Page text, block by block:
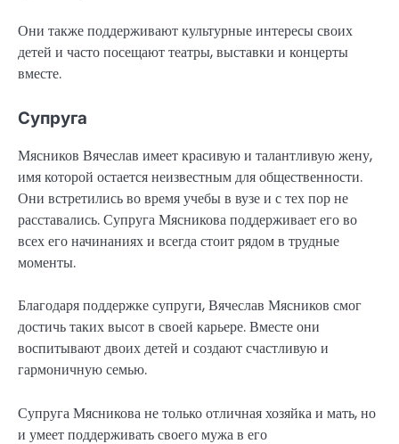
Они также поддерживают культурные интересы своих
детей и часто посещают театры, выставки и концерты
вместе.
Супруга
Мясников Вячеслав имеет красивую и талантливую жену,
имя которой остается неизвестным для общественности.
Они встретились во время учебы в вузе и с тех пор не
расставались. Супруга Мясникова поддерживает его во
всех его начинаниях и всегда стоит рядом в трудные
моменты.
Благодаря поддержке супруги, Вячеслав Мясников смог
достичь таких высот в своей карьере. Вместе они
воспитывают двоих детей и создают счастливую и
гармоничную семью.
Супруга Мясникова не только отличная хозяйка и мать, но
и умеет поддерживать своего мужа в его